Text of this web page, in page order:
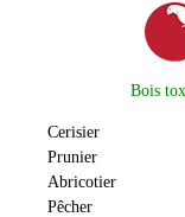
Bois
Cerisier
Prunier
Abricotier
Pêcher